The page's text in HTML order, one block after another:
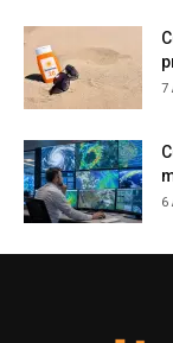
7
6